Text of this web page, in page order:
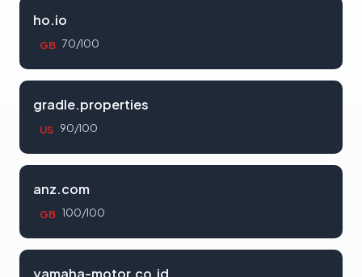
ho.io
GB 70/100
gradle.properties
US 90/100
anz.com
GB 100/100
yamaha-motor.co.id